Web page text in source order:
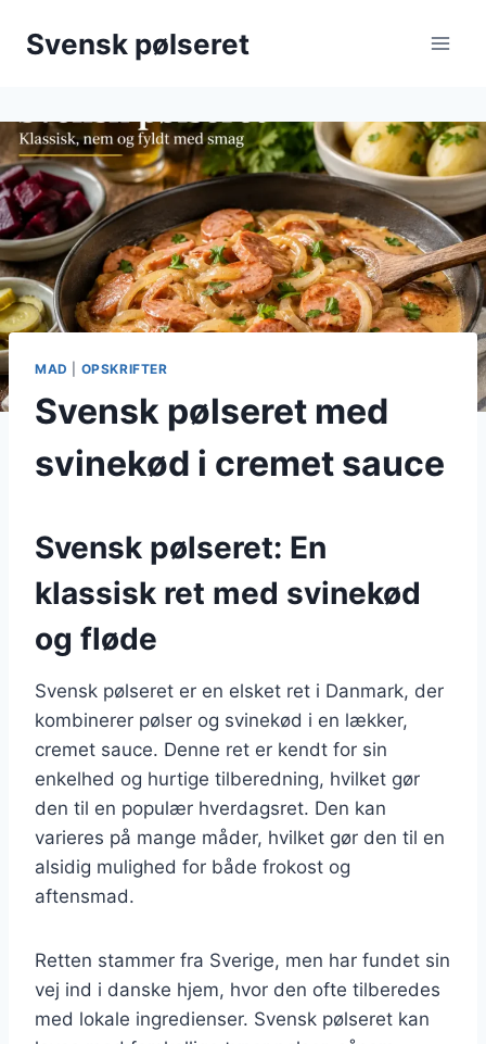
Svensk pølseret
MAD OPSKRIFTER
Svensk pølseret med
svinekød i cremet sauce
Svensk pølseret: En
klassisk ret med svinekød
og fløde
Svensk pølseret er en elsket ret i Danmark, der
kombinerer pølser og svinekød i en lækker,
cremet sauce. Denne ret er kendt for sin
enkelhed og hurtige tilberedning, hvilket gør
den til en populær hverdagsret. Den kan
varieres på mange måder, hvilket gør den til en
alsidig mulighed for både frokost og
aftensmad.
Retten stammer fra Sverige, men har fundet sin
vej ind i danske hjem, hvor den ofte tilberedes
med lokale ingredienser. Svensk pølseret kan